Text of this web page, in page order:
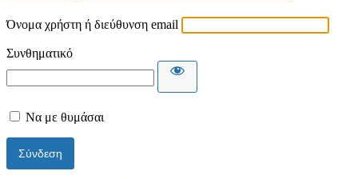
Όνομα χρήστη ή διεύθυνση email
Συνθηματικό
Να με θυμάσαι